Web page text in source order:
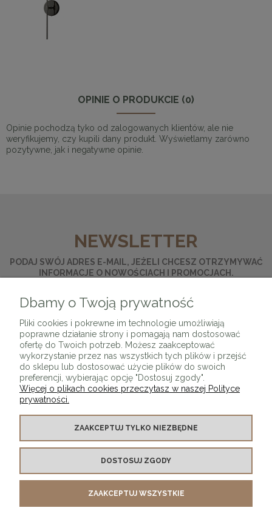
OPINIE O PRODUKCIE (0)
Opinie pochodzą tyko od zalogowanych klientów, ale nie
weryfikujemy, czy kupili dany produkt. Wyświetlamy zarówno
pozytywne, jak i negatywne opinie.
NEWSLETTER
PODAJ SWÓJ ADRES E-MAIL, JEŻELI CHCESZ OTRZYMYWAĆ
INFORMACJE O NOWOŚCIACH I PROMOCJACH.
KONTAKT Z NAMI
MOJE KONTO
Dbamy o Twoją prywatność
Pliki cookies i pokrewne im technologie umożliwiają
poprawne działanie strony i pomagają nam dostosować
ofertę do Twoich potrzeb. Możesz zaakceptować
wykorzystanie przez nas wszystkich tych plików i przejść
do sklepu lub dostosować użycie plików do swoich
preferencji, wybierając opcję "Dostosuj zgody".
Więcej o plikach cookies przeczytasz w naszej Polityce
prywatności.
ZAAKCEPTUJ TYLKO NIEZBĘDNE
DOSTOSUJ ZGODY
ZAAKCEPTUJ WSZYSTKIE